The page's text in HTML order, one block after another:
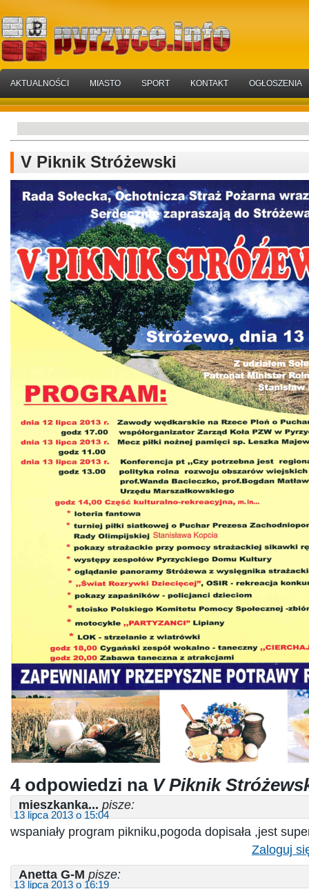
AKTUALNOŚCI MIASTO SPORT KONTAKT OGŁOSZENIA
V Piknik Stróżewski
4 odpowiedzi na V Piknik
mieszkanka... pisze:
13 lipca 2013 o 15:04
wspaniały program pikniku,pogoda dopisała ,jest
Zaloguj
Anetta G-M pisze:
13 lipca 2013 o 16:19